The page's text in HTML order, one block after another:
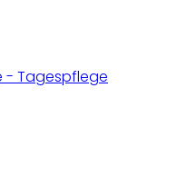
- Tagespflege